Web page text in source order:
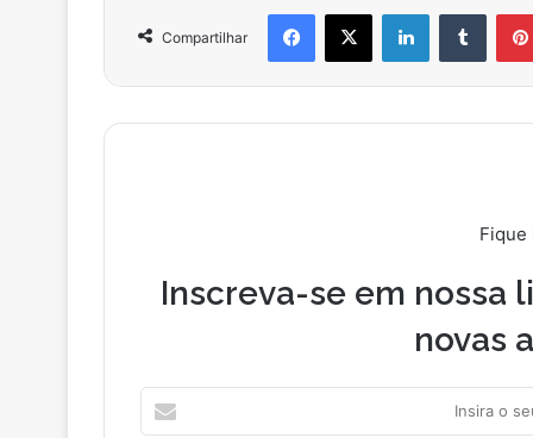
Compartilhar
Fique
Inscreva-se em nossa
novas